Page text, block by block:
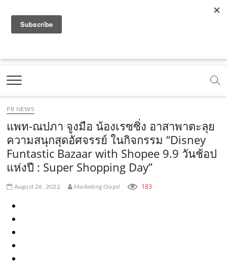
a
e
b
o
o
k
.
c
o
o
t
b
.
c
o
m
.
o
e
m
t
g
a
m
.
c
t
k
c
o
m
Marketing Oops!
DIGITAL | CREATIVE | ADVERTISING | CAMPAIGN |
PR NEWS
แพท-ณปภา จูงมือ น้องเรซซิ่ง อาสาพาตะลุย
ความสนุกสุดอัศจรรย์ ในกิจกรรม “Disney
Funtastic Bazaar with Shopee 9.9 วันช้อป
แห่งปี : Super Shopping Day”
August 26, 2022 Marketing Oops! 183